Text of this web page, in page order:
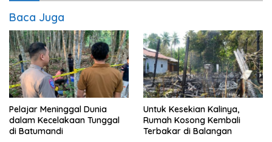
Baca Juga
Pelajar Meninggal Dunia
dalam Kecelakaan Tunggal
di Batumandi
Untuk Kesekian Kalinya,
Rumah Kosong Kembali
Terbakar di Balangan